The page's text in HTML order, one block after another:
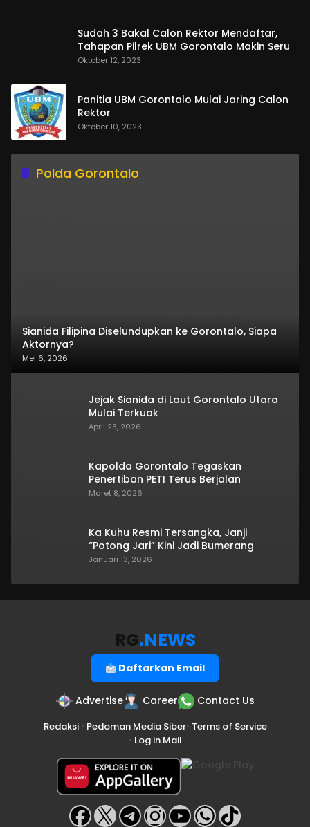
Sudah 3 Bakal Calon Rektor Mendaftar,
Tahapan Pilrek UBM Gorontalo Makin Seru
Oktober 12, 2023
Panitia UBM Gorontalo Mulai Jaring Calon
Rektor
Oktober 10, 2023
Polda Gorontalo
Sianida Filipina Diselundupkan ke Gorontalo, Siapa
Aktornya?
Mei 6, 2026
Jejak Sianida di Laut Gorontalo Utara
Mulai Terkuak
April 23, 2026
Kapolda Gorontalo Tegaskan
Penertiban PETI Terus Berjalan
Maret 8, 2026
Ka Kuhu Resmi Tersangka, Janji
“Potong Jari” Kini Jadi Bumerang
Januari 13, 2026
RG.NEWS
Daftarkan Email
Advertise Career Contact Us
Redaksi• Pedoman Media Siber• Terms of Service
• Log in Mail